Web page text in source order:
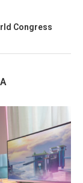
Congress